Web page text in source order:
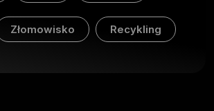
Złomowisko Recykling